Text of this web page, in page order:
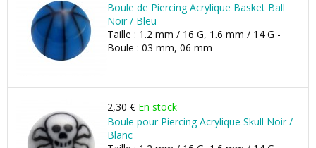
Boule de Piercing Acrylique Basket Ball
Noir / Bleu
Taille : 1.2 mm / 16 G, 1.6 mm / 14 G -
Boule : 03 mm, 06 mm
2,30 € En stock
Boule pour Piercing Acrylique Skull Noir /
Blanc